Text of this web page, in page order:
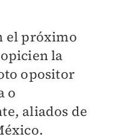
el próximo
la
opositor
o
aliados de